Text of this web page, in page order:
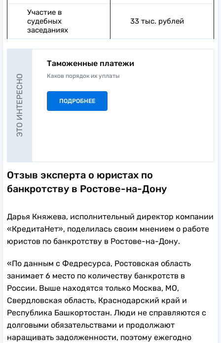
Участие в
судебных
заседаниях
33 тыс. рублей
ЭТО ИНТЕРЕСНО
Таможенные платежи
Каков порядок их уплаты
ПОДРОБНЕЕ
Отзыв эксперта о юристах по
банкротству в Ростове-на-Дону
Дарья Княжева, исполнительный директор компании
«КредитаНет», поделилась своим мнением о работе
юристов по банкротству в Ростове-на-Дону.
«По данным с Федресурса, Ростовская область
занимает 6 место по количеству банкротств в
России. Выше находятся только Москва, МО,
Свердловская область, Краснодарский край и
Республика Башкортостан. Люди не справляются с
долговыми обязательствами и продолжают
наращивать задолженности, поэтому ежегодно